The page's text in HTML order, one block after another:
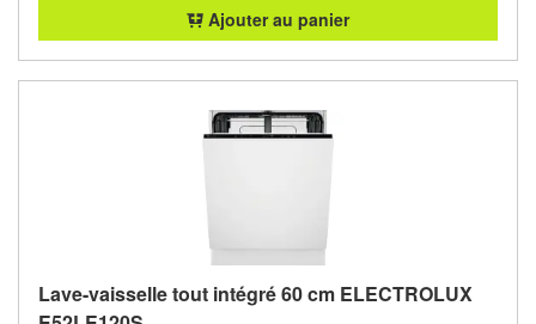
Ajouter au panier
Lave-vaisselle tout intégré 60 cm ELECTROLUX